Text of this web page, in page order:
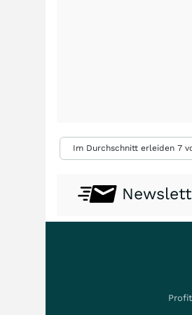
Im Durchschnitt erleiden 7